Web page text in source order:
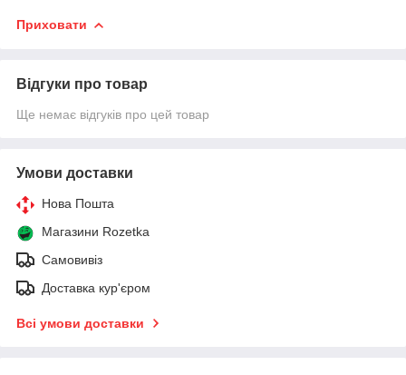
Приховати
Відгуки про товар
Ще немає відгуків про цей товар
Умови доставки
Нова Пошта
Магазини Rozetka
Самовивіз
Доставка кур'єром
Всі умови доставки